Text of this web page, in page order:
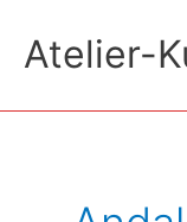
content
Atelier-